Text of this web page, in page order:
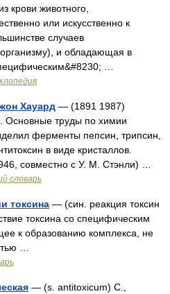
крови животного,
или искусственно к
случаев
и обладающая в
…
Хауард — (1891 1987)
Основные труды по химии
ферменты пепсин, трипсин,
в виде кристаллов.
совместно с У. М. Стэнли) …
словарь
токсина — (син. реакция токсин
токсина со специфическим
к образованию комплекса, не
…
— (s. antitoxicum) С.,